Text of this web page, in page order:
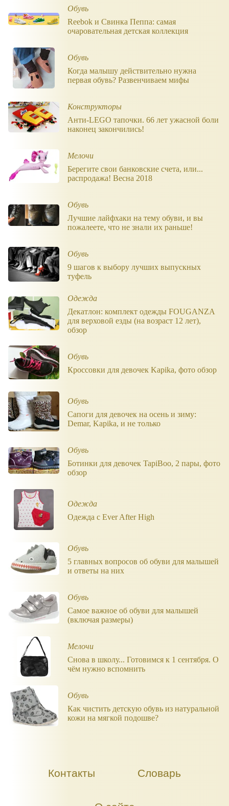
Обувь
Reebok и Свинка Пеппа: самая
очаровательная детская коллекция
Обувь
Когда малышу действительно нужна
первая обувь? Развенчиваем мифы
Конструкторы
Анти-LEGO тапочки. 66 лет ужасной боли
наконец закончились!
Мелочи
Берегите свои банковские счета, или...
распродажа! Весна 2018
Обувь
Лучшие лайфхаки на тему обуви, и вы
пожалеете, что не знали их раньше!
Обувь
9 шагов к выбору лучших выпускных
туфель
Одежда
Декатлон: комплект одежды FOUGANZA
для верховой езды (на возраст 12 лет),
обзор
Обувь
Кроссовки для девочек Kapika, фото обзор
Обувь
Сапоги для девочек на осень и зиму:
Demar, Kapika, и не только
Обувь
Ботинки для девочек TapiBoo, 2 пары, фото
обзор
Одежда
Одежда с Ever After High
Обувь
5 главных вопросов об обуви для малышей
и ответы на них
Обувь
Самое важное об обуви для малышей
(включая размеры)
Мелочи
Снова в школу... Готовимся к 1 сентября. О
чём нужно вспомнить
Обувь
Как чистить детскую обувь из натуральной
кожи на мягкой подошве?
Контакты Словарь